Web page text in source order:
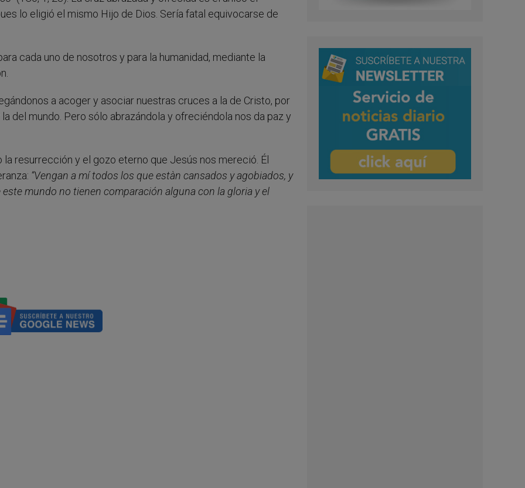
lo eligió el mismo Hijo de Dios. Sería fatal equivocarse de
cada uno de nosotros y para la humanidad, mediante la
a acoger y asociar nuestras cruces a la de Cristo, por
del mundo. Pero sólo abrazándola y ofreciéndola nos da paz y
resurrección y el gozo eterno que Jesús nos mereció. Él
“Vengan a mí todos los que estàn cansados y agobiados, y
este mundo no tienen comparación alguna con la gloria y el